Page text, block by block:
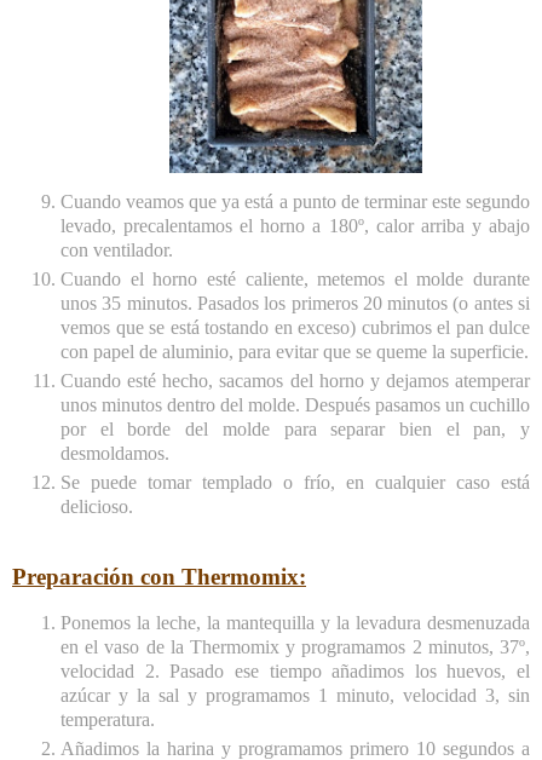
Cuando veamos que ya está a punto de terminar este segundo
levado, precalentamos el horno a 180º, calor arriba y abajo
con ventilador.
Cuando el horno esté caliente, metemos el molde durante
unos 35 minutos. Pasados los primeros 20 minutos (o antes si
vemos que se está tostando en exceso) cubrimos el pan dulce
con papel de aluminio, para evitar que se queme la superficie.
Cuando esté hecho, sacamos del horno y dejamos atemperar
unos minutos dentro del molde. Después pasamos un cuchillo
por el borde del molde para separar bien el pan, y
desmoldamos.
Se puede tomar templado o frío, en cualquier caso está
delicioso.
Preparación con Thermomix:
Ponemos la leche, la mantequilla y la levadura desmenuzada
en el vaso de la Thermomix y programamos 2 minutos, 37º,
velocidad 2. Pasado ese tiempo añadimos los huevos, el
azúcar y la sal y programamos 1 minuto, velocidad 3, sin
temperatura.
Añadimos la harina y programamos primero 10 segundos a